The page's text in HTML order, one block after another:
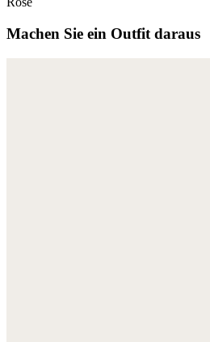
Machen Sie ein Outfit daraus